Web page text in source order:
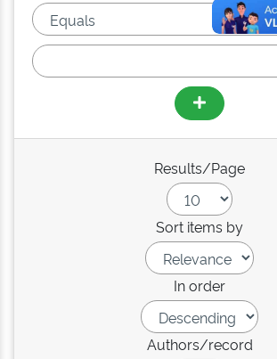
Results/Page
Sort items by
In order
Authors/record